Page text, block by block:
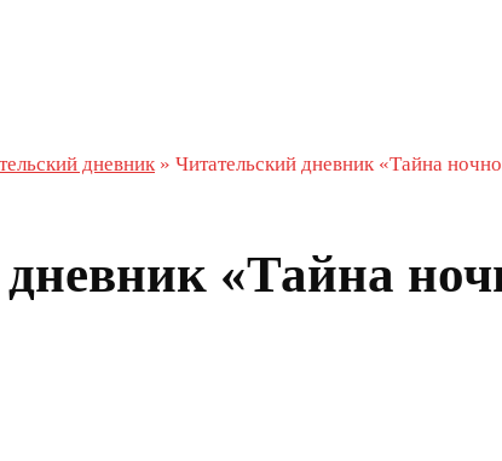
дневник » Читательский дневник «Тайна
«Тайна